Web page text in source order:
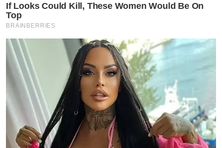
If Looks Could Kill, These Women Would Be On
Top
BRAINBERRIES